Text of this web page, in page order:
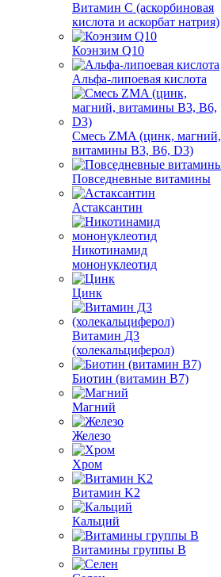
Витамин C (аскорбиновая
кислота и аскорбат натрия)
Коэнзим Q10
Альфа-липоевая кислота
Смесь ZMA (цинк, магний,
витамины B3, B6, D3)
Повседневные витамины
Астаксантин
Никотинамид
мононуклеотид
Цинк
Витамин Д3
(холекальциферол)
Биотин (витамин B7)
Магний
Железо
Хром
Витамин K2
Кальций
Витамины группы B